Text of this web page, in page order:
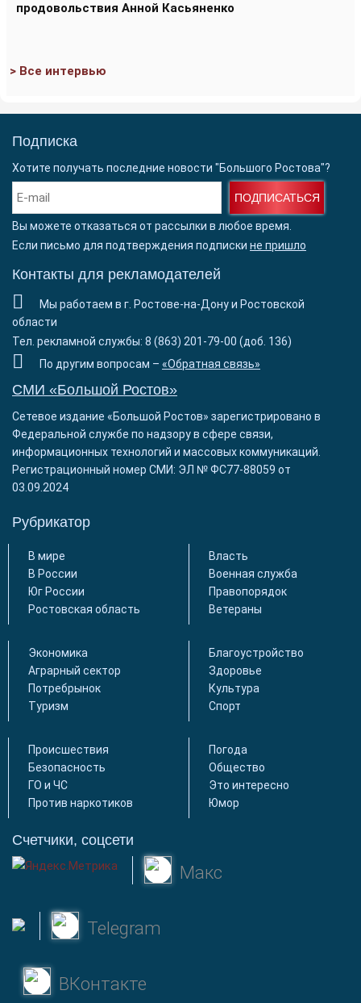
продовольствия Анной Касьяненко
> Все интервью
Подписка
Хотите получать последние новости "Большого Ростова"?
ПОДПИСАТЬСЯ
Вы можете отказаться от рассылки в любое время.
Если письмо для подтверждения подписки не пришло
Контакты для рекламодателей
Мы работаем в г. Ростове-на-Дону и Ростовской
области
Тел. рекламной службы: 8 (863) 201-79-00 (доб. 136)
По другим вопросам – «Обратная связь»
СМИ «Большой Ростов»
Сетевое издание «Большой Ростов» зарегистрировано в
Федеральной службе по надзору в сфере связи,
информационных технологий и массовых коммуникаций.
Регистрационный номер СМИ: ЭЛ № ФС77-88059 от
03.09.2024
Рубрикатор
В мире
В России
Юг России
Ростовская область
Власть
Военная служба
Правопорядок
Ветераны
Экономика
Аграрный сектор
Потребрынок
Туризм
Благоустройство
Здоровье
Культура
Спорт
Происшествия
Безопасность
ГО и ЧС
Против наркотиков
Погода
Общество
Это интересно
Юмор
Счетчики, соцсети
Макс
Telegram
ВКонтакте